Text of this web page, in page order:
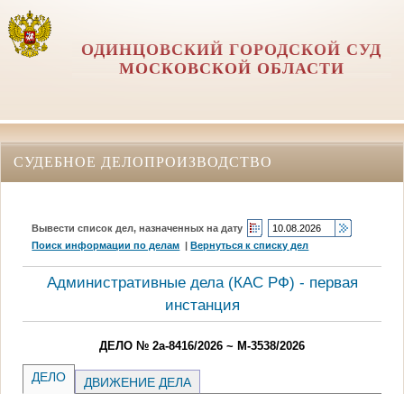
ОДИНЦОВСКИЙ ГОРОДСКОЙ СУД
МОСКОВСКОЙ ОБЛАСТИ
СУДЕБНОЕ ДЕЛОПРОИЗВОДСТВО
Вывести список дел, назначенных на дату
Поиск информации по делам |Вернуться к списку дел
Административные дела (КАC РФ) - первая
инстанция
ДЕЛО № 2а-8416/2026 ~ М-3538/2026
ДЕЛО ДВИЖЕНИЕ ДЕЛА